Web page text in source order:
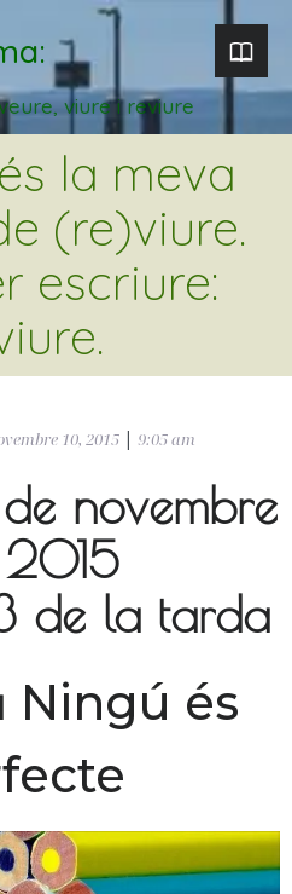
viure i reviure
la meva
(re)viure.
escriure:
10, 2015 9:05 am
novembre
de la tarda
Ningú és